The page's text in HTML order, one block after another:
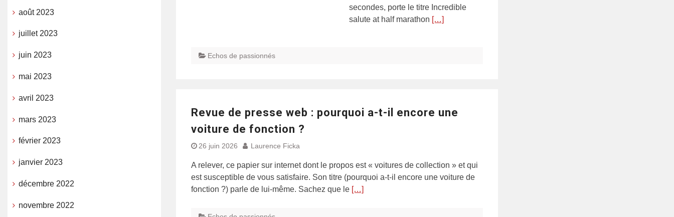
secondes, porte le titre Incredible
salute at half marathon […]
Echos de passionnés
Revue de presse web : pourquoi a-t-il encore une
voiture de fonction ?
26 juin 2026 Laurence Ficka
A relever, ce papier sur internet dont le propos est « voitures de collection » et qui
est susceptible de vous satisfaire. Son titre (pourquoi a-t-il encore une voiture de
fonction ?) parle de lui-même. Sachez que le […]
août 2023
juillet 2023
juin 2023
mai 2023
avril 2023
mars 2023
février 2023
janvier 2023
décembre 2022
novembre 2022